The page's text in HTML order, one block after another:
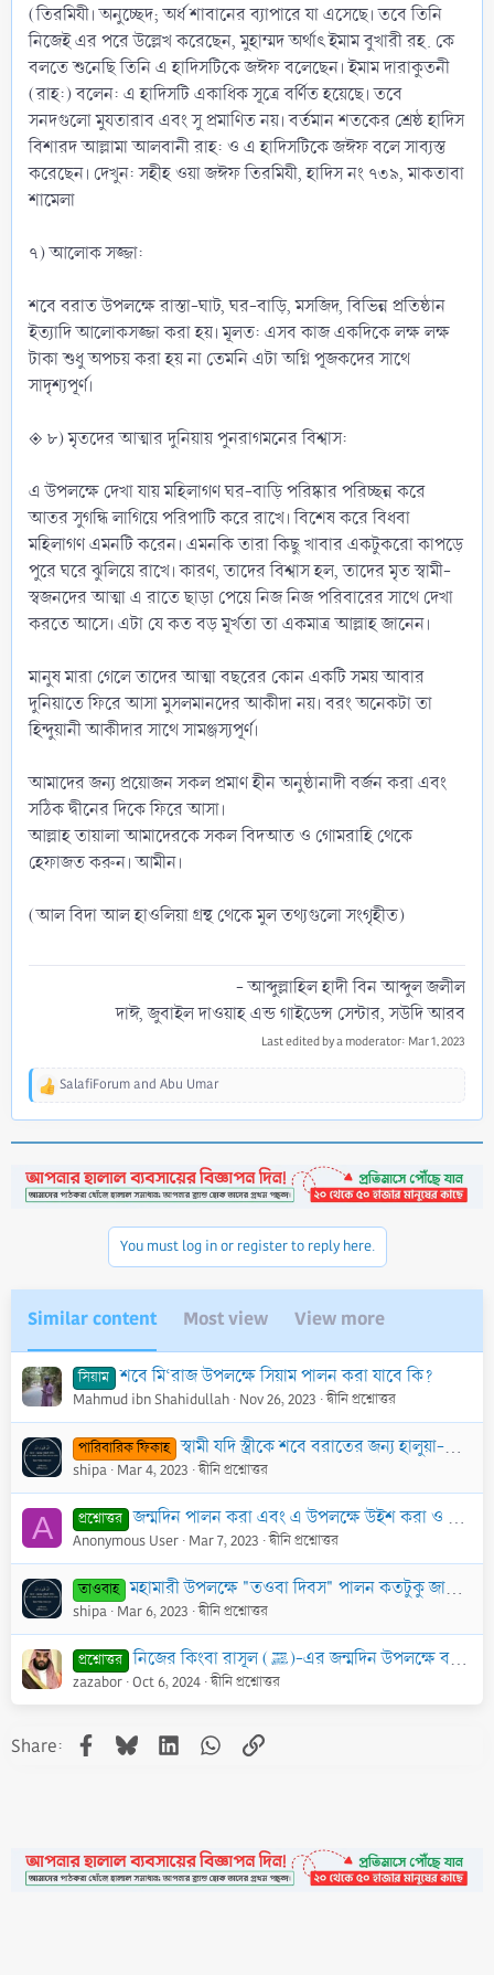
(তিরমিযী। অনুচ্ছেদ; অর্ধ শাবানের ব্যাপারে যা এসেছে। তবে তিনি
নিজেই এর পরে উল্লেখ করেছেন, মুহাম্মদ অর্থাৎ ইমাম বুখারী রহ. কে
বলতে শুনেছি তিনি এ হাদিসটিকে জঈফ বলেছেন। ইমাম দারাকুতনী
(রাহ:) বলেন: এ হাদিসটি একাধিক সূত্রে বর্ণিত হয়েছে। তবে
সনদগুলো মুযতারাব এবং সু প্রমাণিত নয়। বর্তমান শতকের শ্রেষ্ঠ হাদিস
বিশারদ আল্লামা আলবানী রাহ: ও এ হাদিসটিকে জঈফ বলে সাব্যস্ত
করেছেন। দেখুন: সহীহ ওয়া জঈফ তিরমিযী, হাদিস নং ৭৩৯, মাকতাবা
শামেলা
৭) আলোক সজ্জা:
শবে বরাত উপলক্ষে রাস্তা-ঘাট, ঘর-বাড়ি, মসজিদ, বিভিন্ন প্রতিষ্ঠান
ইত্যাদি আলোকসজ্জা করা হয়। মূলত: এসব কাজ একদিকে লক্ষ লক্ষ
টাকা শুধু অপচয় করা হয় না তেমনি এটা অগ্নি পূজকদের সাথে
সাদৃশ্যপূর্ণ।
◈ ৮) মৃতদের আত্মার দুনিয়ায় পুনরাগমনের বিশ্বাস:
এ উপলক্ষে দেখা যায় মহিলাগণ ঘর-বাড়ি পরিষ্কার পরিচ্ছন্ন করে
আতর সুগন্ধি লাগিয়ে পরিপাটি করে রাখে। বিশেষ করে বিধবা
মহিলাগণ এমনটি করেন। এমনকি তারা কিছু খাবার একটুকরো কাপড়ে
পুরে ঘরে ঝুলিয়ে রাখে। কারণ, তাদের বিশ্বাস হল, তাদের মৃত স্বামী-
স্বজনদের আত্মা এ রাতে ছাড়া পেয়ে নিজ নিজ পরিবারের সাথে দেখা
করতে আসে। এটা যে কত বড় মূর্খতা তা একমাত্র আল্লাহ জানেন।
মানুষ মারা গেলে তাদের আত্মা বছরের কোন একটি সময় আবার
দুনিয়াতে ফিরে আসা মুসলমানদের আকীদা নয়। বরং অনেকটা তা
হিন্দুয়ানী আকীদার সাথে সামঞ্জস্যপূর্ণ।
আমাদের জন্য প্রয়োজন সকল প্রমাণ হীন অনুষ্ঠানাদী বর্জন করা এবং
সঠিক দ্বীনের দিকে ফিরে আসা।
আল্লাহ তায়ালা আমাদেরকে সকল বিদআত ও গোমরাহি থেকে
হেফাজত করুন। আমীন।
(আল বিদা আল হাওলিয়া গ্রন্থ থেকে মুল তথ্যগুলো সংগৃহীত)
- আব্দুল্লাহিল হাদী বিন আব্দুল জলীল
দাঈ, জুবাইল দাওয়াহ এন্ড গাইডেন্স সেন্টার, সউদি আরব​
Last edited by a moderator: Mar 1, 2023
R
t
i
SalafiForumand Abu Umar
You must log in or register to reply here.
Similar content Most view View more
সিয়াম শবে মি‘রাজ উপলক্ষে সিয়াম পালন করা যাবে কি?
Mahmud ibn Shahidullah Nov 26, 2023 দ্বীনি প্রশ্নোত্তর
পারিবারিক ফিকাহ স্বামী যদি স্ত্রীকে শবে বরাতের জন্য হালুয়া-রুটি তৈরি করতে বাধ্য করে তাহলে এ ক্ষেত্রে ওই স্ত্রীর করণীয় কী?
shipa Mar 4, 2023 দ্বীনি প্রশ্নোত্তর
A প্রশ্নোত্তর জন্মদিন পালন করা এবং এ উপলক্ষে উইশ করা ও উপহার লেনদেন করার বিধান
Anonymous User Mar 7, 2023 দ্বীনি প্রশ্নোত্তর
তাওবাহ মহামারী উপলক্ষে "তওবা দিবস" পালন কতটুকু জায়েজ?
shipa Mar 6, 2023 দ্বীনি প্রশ্নোত্তর
প্রশ্নোত্তর নিজের কিংবা রাসূল (ﷺ)-এর জন্মদিন উপলক্ষে বছরের নিদিষ্ট কোন দিন রোজা রাখা জায়েজ কি?
zazabor Oct 6, 2024 দ্বীনি প্রশ্নোত্তর
Share: Facebook
BlueskyLinkedInWhatsApp
Link